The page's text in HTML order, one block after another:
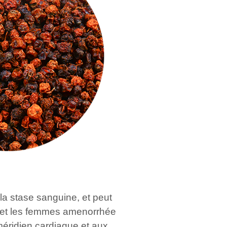
stase sanguine, et peut
les femmes amenorrhée